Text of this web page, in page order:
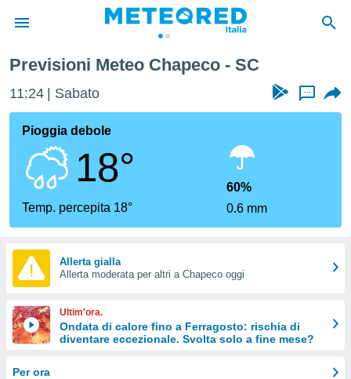
di
per
le
di
Web
le
Previsioni Meteo Chapeco - SC
11:24 Sabato ...
Pioggia debole
18°
Temp. percepita 18°
60%
0.6 mm
Allerta gialla
Allerta moderata per altri a Chapeco oggi
Ultim'ora.
Ondata di calore fino a Ferragosto: rischia di
diventare eccezionale. Svolta solo a fine mese?
Per ora